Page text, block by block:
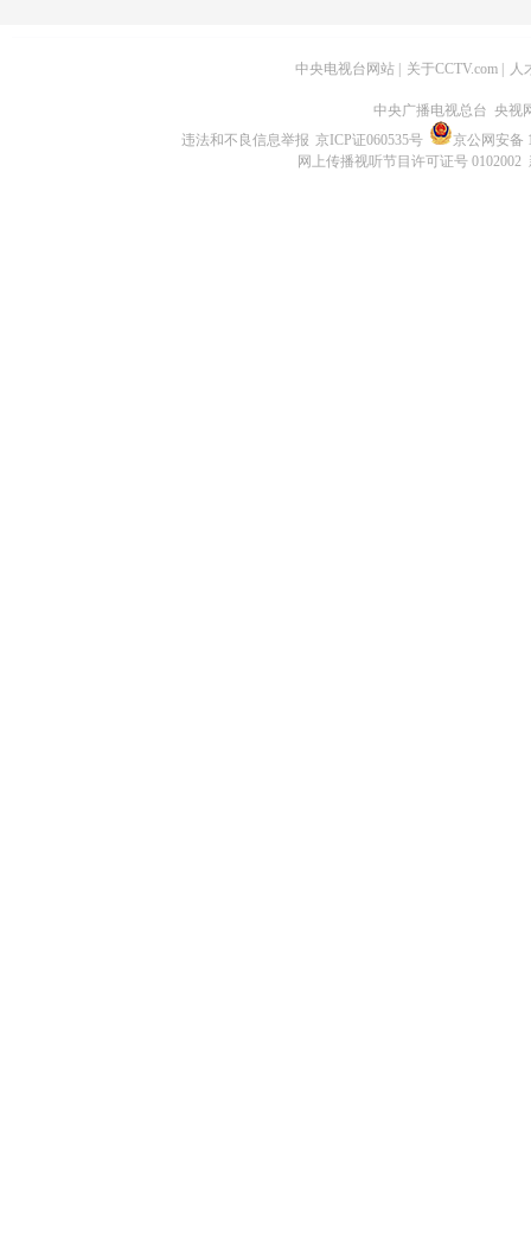
中央电视台网站 关于CCTV.com 人
中央广播电视总台 央视
违法和不良信息举报 京ICP证060535号
京公网安备
网上传播视听节目许可证号 0102002